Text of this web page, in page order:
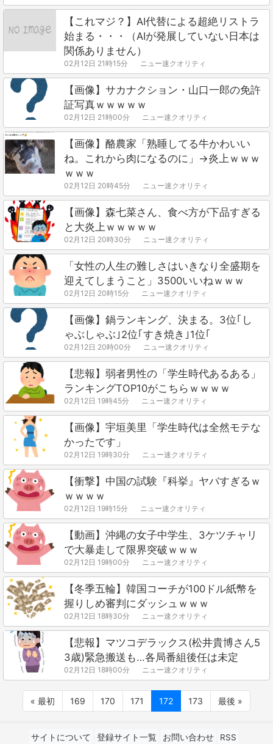
【これマジ？】AI代替による超絶リストラ
始まる・・・（AIが発展していない日本は
関係ありません）
02月12日 21時15分 ニュー速クオリティ
【画像】サカナクション・山口一郎の免許
証写真ｗｗｗｗｗ
02月12日 21時00分 ニュー速クオリティ
【画像】酪農家「熟睡してる牛かわいい
ね。これから肉になるのに」→炎上ｗｗｗ
ｗｗｗ
02月12日 20時45分 ニュー速クオリティ
【画像】森七菜さん、食べ方が下品すぎる
と大炎上ｗｗｗｗｗ
02月12日 20時30分 ニュー速クオリティ
「女性の人生の難しさはいきなり全盛期を
迎えてしまうこと」3500いいねｗｗｗ
02月12日 20時15分 ニュー速クオリティ
【画像】鍋ランキング、決まる。3位｢し
ゃぶしゃぶ｣2位｢すき焼き｣1位｢
02月12日 20時00分 ニュー速クオリティ
【悲報】弱者男性の「学生時代あるある」
ランキングTOP10がこちらｗｗｗｗ
02月12日 19時45分 ニュー速クオリティ
【画像】宇垣美里「学生時代は全然モテな
かったです」
02月12日 19時30分 ニュー速クオリティ
【衝撃】中国の試験『科挙』ヤバすぎるｗ
ｗｗｗｗ
02月12日 19時15分 ニュー速クオリティ
【動画】沖縄の女子中学生、3ケツチャリ
で大暴走して限界突破ｗｗｗ
02月12日 19時00分 ニュー速クオリティ
【冬季五輪】韓国コーチが100ドル紙幣を
握りしめ審判にダッシュｗｗｗ
02月12日 18時30分 ニュー速クオリティ
【悲報】マツコデラックス(松井貴博さん5
3歳)緊急搬送も…各局番組後任は未定
02月12日 18時00分 ニュー速クオリティ
« 最初 169 170 171 172 173 最後 »
サイトについて 登録サイト一覧 お問い合わせ RSS